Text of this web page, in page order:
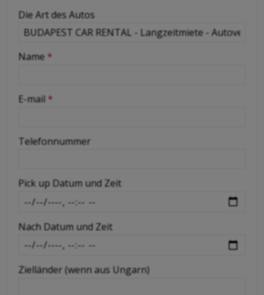
-
-
-
-
-
-
Die Art des Autos
Name *
E-mail *
Telefonnummer
Pick up Datum und Zeit
Nach Datum und Zeit
Zielländer (wenn aus Ungarn)